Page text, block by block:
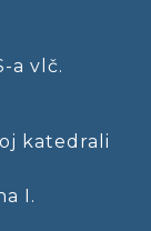
a vlč.
katedrali
I.